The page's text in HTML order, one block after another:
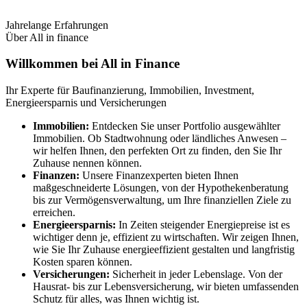
Jahrelange Erfahrungen
Über All in finance
Willkommen bei All in Finance
Ihr Experte für Baufinanzierung, Immobilien, Investment,
Energieersparnis und Versicherungen
Immobilien: Entdecken Sie unser Portfolio ausgewählter
Immobilien. Ob Stadtwohnung oder ländliches Anwesen –
wir helfen Ihnen, den perfekten Ort zu finden, den Sie Ihr
Zuhause nennen können.
Finanzen: Unsere Finanzexperten bieten Ihnen
maßgeschneiderte Lösungen, von der Hypothekenberatung
bis zur Vermögensverwaltung, um Ihre finanziellen Ziele zu
erreichen.
Energieersparnis: In Zeiten steigender Energiepreise ist es
wichtiger denn je, effizient zu wirtschaften. Wir zeigen Ihnen,
wie Sie Ihr Zuhause energieeffizient gestalten und langfristig
Kosten sparen können.
Versicherungen: Sicherheit in jeder Lebenslage. Von der
Hausrat- bis zur Lebensversicherung, wir bieten umfassenden
Schutz für alles, was Ihnen wichtig ist.